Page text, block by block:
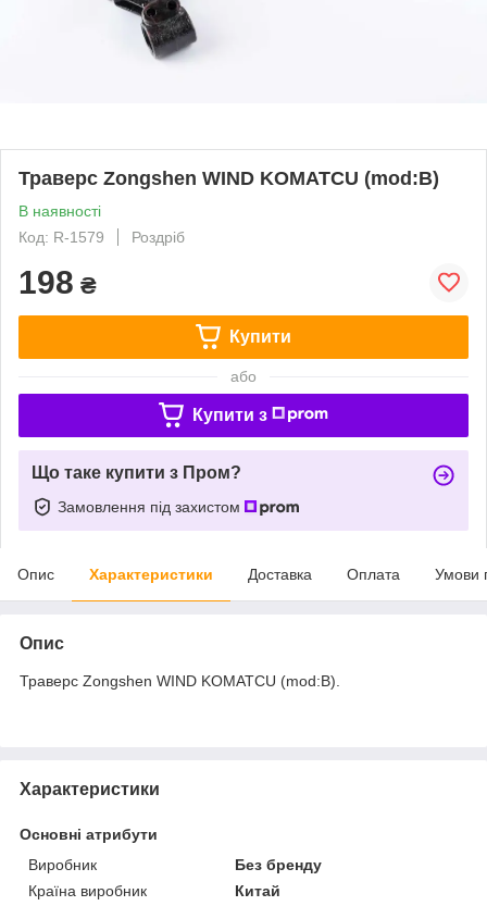
Траверс Zongshen WIND KOMATCU (mod:B)
В наявності
Код: R-1579
Роздріб
198 ₴
Купити
або
Купити з
Що таке купити з Пром?
Замовлення під захистом
Опис Характеристики Доставка Оплата Умови
Опис
Траверс Zongshen WIND KOMATCU (mod:B).
Характеристики
Основні атрибути
Виробник
Без бренду
Країна виробник
Китай